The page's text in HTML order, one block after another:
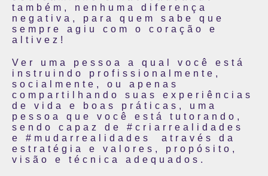
também, nenhuma diferença
negativa, para quem sabe que
sempre agiu com o coração e
altivez!
Ver uma pessoa a qual você está
instruindo profissionalmente,
socialmente, ou apenas
compartilhando suas experiências
de vida e boas práticas, uma
pessoa que você está tutorando,
sendo capaz de #criarrealidades
e #mudarrealidades através da
estratégia e valores, propósito,
visão e técnica adequados.